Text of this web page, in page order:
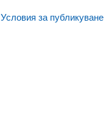
Условия за